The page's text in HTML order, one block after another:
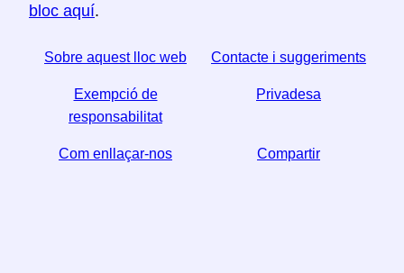
bloc aquí.
Sobre aquest lloc web Contacte i suggeriments
Exempció de
responsabilitat
Privadesa
Com enllaçar-nos Compartir